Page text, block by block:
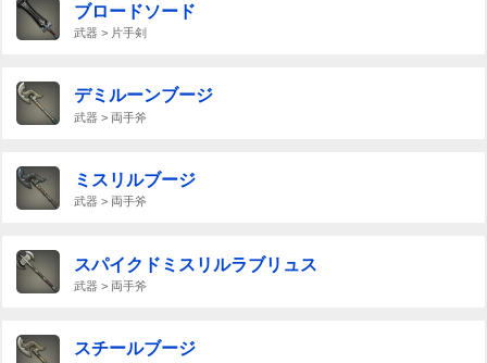
ブロードソード
武器 > 片手剣
デミルーンブージ
武器 > 両手斧
ミスリルブージ
武器 > 両手斧
スパイクドミスリルラブリュス
武器 > 両手斧
スチールブージ